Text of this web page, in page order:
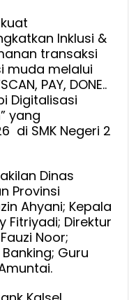
Bisa
Menjebak,
Bank
Kalsel
2
Amuntai
Rupiah
Inklusi &
transaksi
muda melalui
PAY, DONE..
Digitalisasi
yang
di SMK Negeri 2
Dinas
Provinsi
Ahyani; Kepala
Fitriyadi; Direktur
Noor;
Guru